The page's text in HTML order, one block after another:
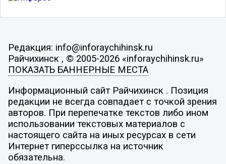
Редакция: info@inforaychihinsk.ru
Райчихинск , © 2005-2026 «inforaychihinsk.ru»
ПОКАЗАТЬ БАННЕРНЫЕ МЕСТА
Информационный сайт Райчихинск . Позиция
редакции не всегда совпадает с точкой зрения
авторов. При перепечатке текстов либо ином
использовании текстовых материалов с
настоящего сайта на иных ресурсах в сети
Интернет гиперссылка на источник
обязательна.